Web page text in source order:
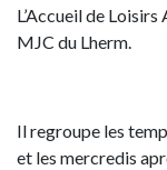
L’Accueil de
MJC du Lherm.
Il regroupe les
et les mercredis